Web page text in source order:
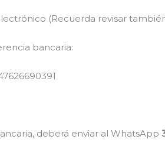
(Recuerda revisar
bancaria:
deberá enviar al WhatsApp